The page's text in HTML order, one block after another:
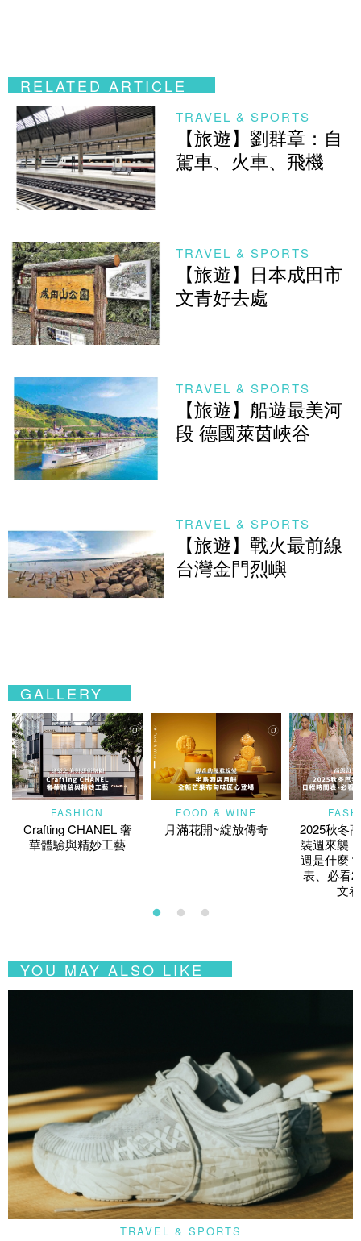
RELATED ARTICLE
TRAVEL & SPORTS
【旅遊】劉群章：自
駕車、火車、飛機
TRAVEL & SPORTS
【旅遊】日本成田市
文青好去處
TRAVEL & SPORTS
【旅遊】船遊最美河
段 德國萊茵峽谷
TRAVEL & SPORTS
【旅遊】戰火最前線
台灣金門烈嶼
GALLERY
FASHION
Crafting CHANEL 奢
華體驗與精妙工藝
FOOD & WINE
月滿花開~綻放傳奇
2025秋冬
裝週來襲
週是什麼
表、必看
文
YOU MAY ALSO LIKE
TRAVEL & SPORTS